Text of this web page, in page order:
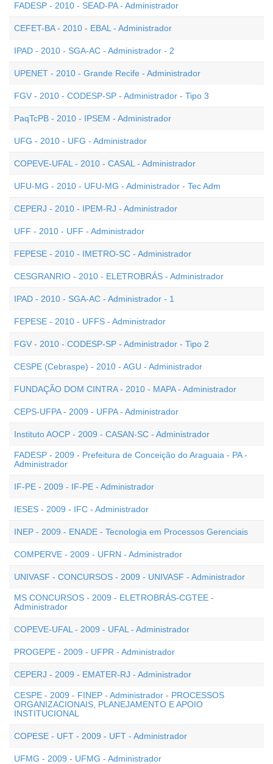
FADESP - 2010 - SEAD-PA - Administrador
CEFET-BA - 2010 - EBAL - Administrador
IPAD - 2010 - SGA-AC - Administrador - 2
UPENET - 2010 - Grande Recife - Administrador
FGV - 2010 - CODESP-SP - Administrador - Tipo 3
PaqTcPB - 2010 - IPSEM - Administrador
UFG - 2010 - UFG - Administrador
COPEVE-UFAL - 2010 - CASAL - Administrador
UFU-MG - 2010 - UFU-MG - Administrador - Tec Adm
CEPERJ - 2010 - IPEM-RJ - Administrador
UFF - 2010 - UFF - Administrador
FEPESE - 2010 - IMETRO-SC - Administrador
CESGRANRIO - 2010 - ELETROBRÁS - Administrador
IPAD - 2010 - SGA-AC - Administrador - 1
FEPESE - 2010 - UFFS - Administrador
FGV - 2010 - CODESP-SP - Administrador - Tipo 2
CESPE (Cebraspe) - 2010 - AGU - Administrador
FUNDAÇÃO DOM CINTRA - 2010 - MAPA - Administrador
CEPS-UFPA - 2009 - UFPA - Administrador
Instituto AOCP - 2009 - CASAN-SC - Administrador
FADESP - 2009 - Prefeitura de Conceição do Araguaia - PA -
Administrador
IF-PE - 2009 - IF-PE - Administrador
IESES - 2009 - IFC - Administrador
INEP - 2009 - ENADE - Tecnologia em Processos Gerenciais
COMPERVE - 2009 - UFRN - Administrador
UNIVASF - CONCURSOS - 2009 - UNIVASF - Administrador
MS CONCURSOS - 2009 - ELETROBRÁS-CGTEE -
Administrador
COPEVE-UFAL - 2009 - UFAL - Administrador
PROGEPE - 2009 - UFPR - Administrador
CEPERJ - 2009 - EMATER-RJ - Administrador
CESPE - 2009 - FINEP - Administrador - PROCESSOS
ORGANIZACIONAIS, PLANEJAMENTO E APOIO
INSTITUCIONAL
COPESE - UFT - 2009 - UFT - Administrador
UFMG - 2009 - UFMG - Administrador